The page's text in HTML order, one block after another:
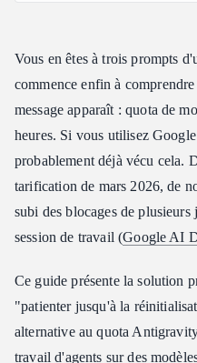
À quoi ressemble
Pourquoi les développeurs
Les modèles ouverts sont la
crédit permet d'économiser
Configurer une alternative
existants
Intégrer une alternative au
Vous en êtes à trois prompts
commence enfin à
message apparaît : quota de
heures. Si vous utilisez
probablement déjà vécu cela.
tarification de mars 2026, de
subi des blocages de
session de travail (Google AI
Ce guide présente la solution
"patienter jusqu'à la
alternative au quota
travail d'agents sur des